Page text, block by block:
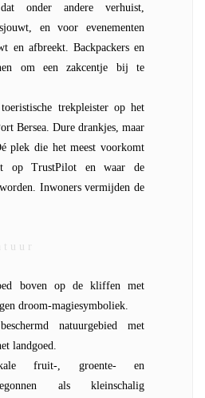
onder andere verhuist,
en voor evenementen
en afbreekt. Backpackers en
om een zakcentje bij te
trekpleister op het
Bersea. Dure drankjes, maar
plek die het meest voorkomt
op TrustPilot en waar de
Inwoners vermijden de
t u u r
boven op de kliffen met
droom-magiesymboliek.
natuurgebied met
landgoed.
fruit-, groente- en
als kleinschalig